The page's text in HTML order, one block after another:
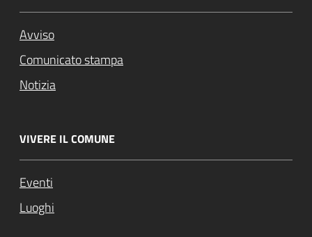
Avviso
Comunicato stampa
Notizia
VIVERE IL COMUNE
Eventi
Luoghi